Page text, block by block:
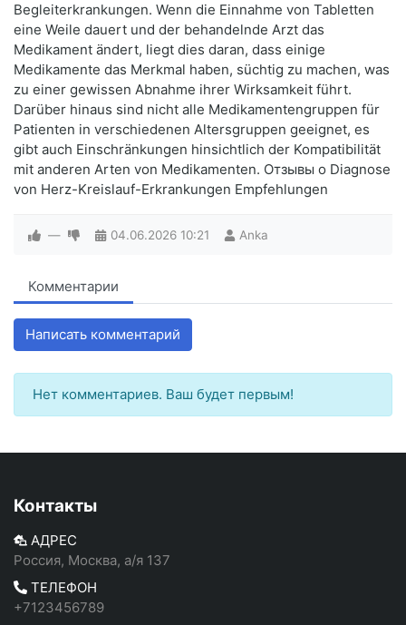
Begleiterkrankungen. Wenn die Einnahme von Tabletten
eine Weile dauert und der behandelnde Arzt das
Medikament ändert, liegt dies daran, dass einige
Medikamente das Merkmal haben, süchtig zu machen, was
zu einer gewissen Abnahme ihrer Wirksamkeit führt.
Darüber hinaus sind nicht alle Medikamentengruppen für
Patienten in verschiedenen Altersgruppen geeignet, es
gibt auch Einschränkungen hinsichtlich der Kompatibilität
mit anderen Arten von Medikamenten. Отзывы о Diagnose
von Herz-Kreislauf-Erkrankungen Empfehlungen
— 04.06.2026 10:21 Anka
Комментарии
Написать комментарий
Нет комментариев. Ваш будет первым!
Контакты
АДРЕС
Россия, Москва, а/я 137
ТЕЛЕФОН
+7123456789